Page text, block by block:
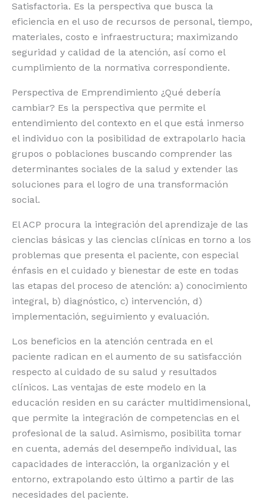
Satisfactoria. Es la perspectiva que busca la
eficiencia en el uso de recursos de personal, tiempo,
materiales, costo e infraestructura; maximizando
seguridad y calidad de la atención, así como el
cumplimiento de la normativa correspondiente.
Perspectiva de Emprendimiento ¿Qué debería
cambiar? Es la perspectiva que permite el
entendimiento del contexto en el que está inmerso
el individuo con la posibilidad de extrapolarlo hacia
grupos o poblaciones buscando comprender las
determinantes sociales de la salud y extender las
soluciones para el logro de una transformación
social.
El ACP procura la integración del aprendizaje de las
ciencias básicas y las ciencias clínicas en torno a los
problemas que presenta el paciente, con especial
énfasis en el cuidado y bienestar de este en todas
las etapas del proceso de atención: a) conocimiento
integral, b) diagnóstico, c) intervención, d)
implementación, seguimiento y evaluación.
Los beneficios en la atención centrada en el
paciente radican en el aumento de su satisfacción
respecto al cuidado de su salud y resultados
clínicos. Las ventajas de este modelo en la
educación residen en su carácter multidimensional,
que permite la integración de competencias en el
profesional de la salud. Asimismo, posibilita tomar
en cuenta, además del desempeño individual, las
capacidades de interacción, la organización y el
entorno, extrapolando esto último a partir de las
necesidades del paciente.